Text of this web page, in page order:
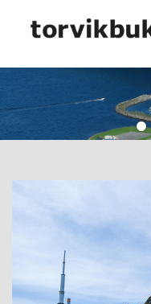
Kontakt